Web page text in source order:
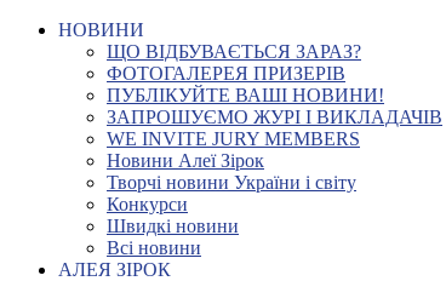
НОВИНИ
ЩО ВІДБУВАЄТЬСЯ ЗАРАЗ?
ФОТОГАЛЕРЕЯ ПРИЗЕРІВ
ПУБЛІКУЙТЕ ВАШІ НОВИНИ!
ЗАПРОШУЄМО ЖУРІ І ВИКЛАДАЧІВ
WE INVITE JURY MEMBERS
Новини Алеї Зірок
Творчі новини України і світу
Конкурси
Швидкі новини
Всі новини
АЛЕЯ ЗІРОК